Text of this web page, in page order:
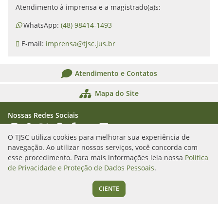
O TJSC utiliza cookies para melhorar sua experiência de
navegação. Ao utilizar nossos serviços, você concorda com
esse procedimento. Para mais informações leia nossa Política
de Privacidade e Proteção de Dados Pessoais.
CIENTE
Atendimento à imprensa e a magistrado(a)s:
WhatsApp: (48) 98414-1493
E-mail: imprensa@tjsc.jus.br
Atendimento e Contatos
Mapa do Site
Nossas Redes Sociais
Acessar Instagram
Acessar WhatsApp
Acessar XAcessar Threads
Acessar Facebook
Acessar YouTube
Acessar Flickr
Acessar SoundCloud
Rua Álvaro Millen da Silveira, n. 208
Florianópolis/SC - CEP: 88020-901
Segunda a sexta das 12h às 19h